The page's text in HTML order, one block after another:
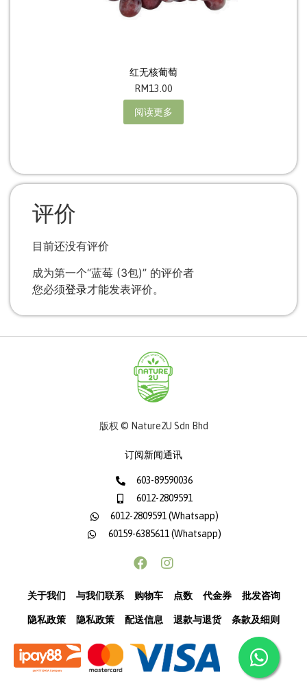
红无核葡萄
RM13.00
阅读更多
评价
目前还没有评价
成为第一个“蓝莓 (3包)” 的评价者
您必须登录才能发表评价。
版权 © Nature2U Sdn Bhd
订阅新闻通讯
603-89590036
6012-2809591
6012-2809591 (Whatsapp)
60159-6385611 (Whatsapp)
关于我们 与我们联系 购物车 点数 代金券 批发咨询
隐私政策 隐私政策 配送信息 退款与退货 条款及细则